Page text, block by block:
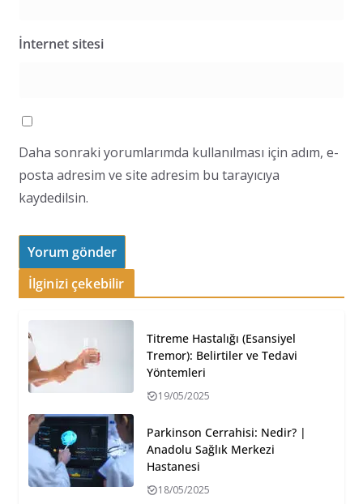
İnternet sitesi
Daha sonraki yorumlarımda kullanılması için adım, e-
posta adresim ve site adresim bu tarayıcıya
kaydedilsin.
İlginizi çekebilir
Titreme Hastalığı (Esansiyel
Tremor): Belirtiler ve Tedavi
Yöntemleri
19/05/2025
Parkinson Cerrahisi: Nedir? |
Anadolu Sağlık Merkezi
Hastanesi
18/05/2025